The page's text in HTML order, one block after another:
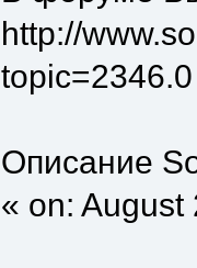
http://
Описание
« on: August